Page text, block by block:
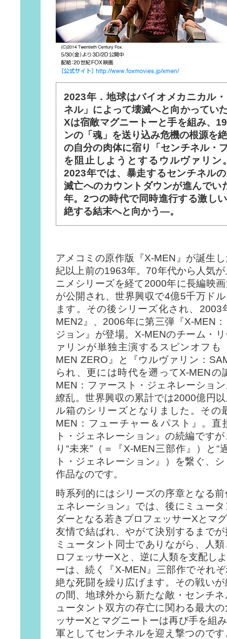
2023年．地球はバイオメカニカル
ネル」によって壊滅へと向かってい
Xは宿敵マグニートーと手を組み、
ンの「魂」を送り込み危機の根源を
の自分の肉体に宿り「センチネル・
を阻止しようとするウルヴァリン
2023年では、暴走するセンチネル
滅亡へのカウントダウンが進んでい
年。2つの時代で同時進行する激し
絶する結末へと向かう―。
アメコミの原作版『X-MEN』が誕生
紀以上前の1963年。70年代から人気
ニメシリーズを経て2000年に長編映
が公開され、世界興収で4億5千万ド
ます。その後シリーズ化され、2003
MEN2』、2006年に第三弾『X-MEN
ジョン』が登場。X-MENのチーム・
ァリンが単独主演するスピンオフも
MEN ZERO』と『ウルヴァリン：
られ、更には時代を遡ってX-MENの
MEN：ファースト・ジェネレーショ
繚乱。世界興収の累計では2000億円
ル箱のシリーズとなりました。その
MEN：フューチャー＆パスト』。直
ト・ジェネレーション』の続編です
り“未来”（＝『X-MEN三部作』）と“
ト・ジェネレーション』）を繋ぐ、
作品なのです。
時系列的にはシリーズの序章となる
ェネレーション』では、後にミュー
ダーとなる若きプロフェッサーXとマ
友情で結ばれ、やがて決別するまで
ミュータント同士でありながら、人
ロフェッサーXと、逆に人類を支配し
ーは、続く『X-MEN』三部作でそれ
絶な死闘を繰り広げます。その戦い
の間、地球外から新たな敵・センチ
ュータント双方の存亡に関わる最大
ッサーXとマグニートーは再び手を組
軍としてセンチネルを迎え撃つので